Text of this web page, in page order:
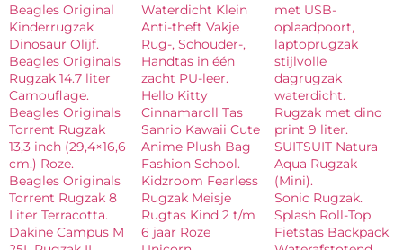
Beagles Original
Kinderrugzak
Dinosaur Olijf.
Beagles Originals
Rugzak 14.7 liter
Camouflage.
Beagles Originals
Torrent Rugzak
13,3 inch (29,4×16,6
cm.) Roze.
Beagles Originals
Torrent Rugzak 8
Liter Terracotta.
Dakine Campus M
Waterdicht Klein
Anti-theft Vakje
Rug-, Schouder-,
Handtas in één
zacht PU-leer.
Hello Kitty
Cinnamaroll Tas
Sanrio Kawaii Cute
Anime Plush Bag
Fashion School.
Kidzroom Fearless
Rugzak Meisje
Rugtas Kind 2 t/m
6 jaar Roze
met USB-
oplaadpoort,
laptoprugzak
stijlvolle
dagrugzak
waterdicht.
Rugzak met dino
print 9 liter.
SUITSUIT Natura
Aqua Rugzak
(Mini).
Sonic Rugzak.
Splash Roll-Top
Fietstas Backpack